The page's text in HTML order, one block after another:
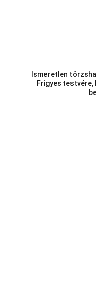
Ismeretlen
Frigyes testvére,